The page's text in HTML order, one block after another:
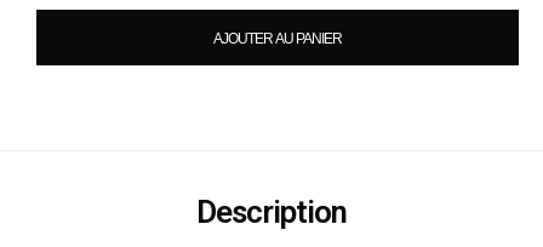
AJOUTER AU PANIER
Description